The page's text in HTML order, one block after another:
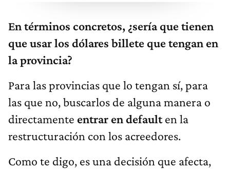
En términos concretos, ¿sería que tienen
que usar los dólares billete que tengan en
la provincia?
Para las provincias que lo tengan sí, para
las que no, buscarlos de alguna manera o
directamente entrar en defaulten la
restructuración con los acreedores.
Como te digo, es una decisión que afecta,